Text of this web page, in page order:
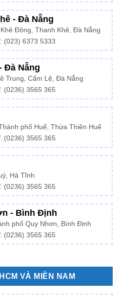
- Đà Nẵng
Đông, Thanh Khê, Đà Nẵng
(023) 6373 5333
Đà Nẵng
Trung, Cẩm Lệ, Đà Nẵng
(0236) 3565 365
phố Huế, Thừa Thiên Huế
(0236) 3565 365
Hà Tĩnh
(0236) 3565 365
- Bình Định
phố Quy Nhơn, Bình Định
(0236) 3565 365
VÀ MIỀN NAM